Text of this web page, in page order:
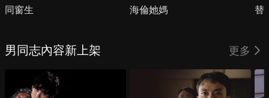
同窗生 海倫她媽 替
男同志內容新上架 更多